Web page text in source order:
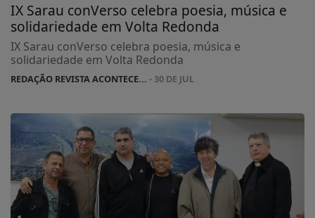
IX Sarau conVerso celebra poesia, música e
solidariedade em Volta Redonda
IX Sarau conVerso celebra poesia, música e
solidariedade em Volta Redonda
REDAÇÃO REVISTA ACONTECE... - 30 DE JUL